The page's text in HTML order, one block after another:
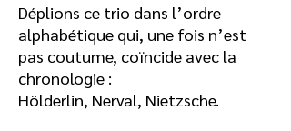
Déplions ce trio dans l’ordre
alphabétique qui, une fois n’est
pas coutume, coïncide avec la
chronologie :
Hölderlin, Nerval, Nietzsche.